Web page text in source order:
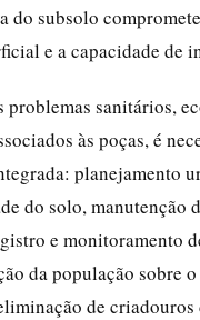
do subsolo
e a capacidade de
problemas sanitários,
às poças, é
planejamento
do solo, manutenção
e monitoramento
da população sobre
de criadouros